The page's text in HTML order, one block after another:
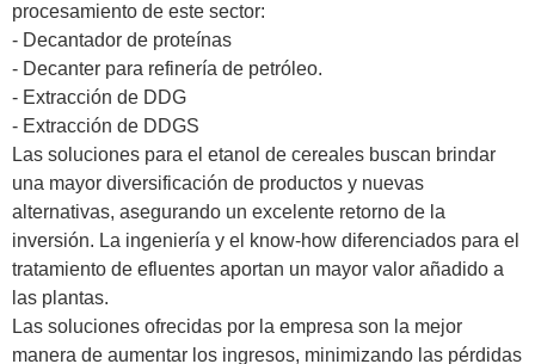
procesamiento de este sector:
- Decantador de proteínas
- Decanter para refinería de petróleo.
- Extracción de DDG
- Extracción de DDGS
Las soluciones para el etanol de cereales buscan brindar
una mayor diversificación de productos y nuevas
alternativas, asegurando un excelente retorno de la
inversión. La ingeniería y el know-how diferenciados para el
tratamiento de efluentes aportan un mayor valor añadido a
las plantas.
Las soluciones ofrecidas por la empresa son la mejor
manera de aumentar los ingresos, minimizando las pérdidas